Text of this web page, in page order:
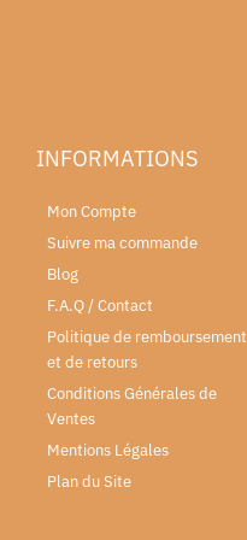
INFORMATIONS
Mon Compte
Suivre ma commande
Blog
F.A.Q / Contact
Politique de remboursement
et de retours
Conditions Générales de
Ventes
Mentions Légales
Plan du Site